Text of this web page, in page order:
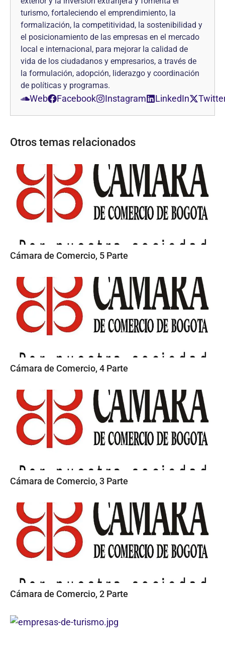
turismo, fortaleciendo el emprendimiento, la
formalización, la competitividad, la sostenibilidad y
el posicionamiento de las empresas en el mercado
local e internacional, para mejorar la calidad de
vida de los ciudadanos y empresarios, a través de
la formulación, adopción, liderazgo y coordinación
de políticas y programas.
Web Facebook Instagram LinkedIn
Otros temas relacionados
Cámara de Comercio, 5 Parte
Cámara de Comercio, 4 Parte
Cámara de Comercio, 3 Parte
Cámara de Comercio, 2 Parte